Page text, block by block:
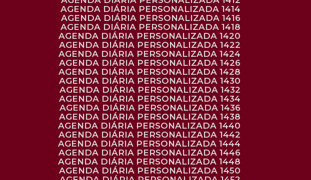
AGENDA DIÁRIA PERSONALIZADA 1414
AGENDA DIÁRIA PERSONALIZADA 1416
AGENDA DIÁRIA PERSONALIZADA 1418
AGENDA DIÁRIA PERSONALIZADA 1420
AGENDA DIÁRIA PERSONALIZADA 1422
AGENDA DIÁRIA PERSONALIZADA 1424
AGENDA DIÁRIA PERSONALIZADA 1426
AGENDA DIÁRIA PERSONALIZADA 1428
AGENDA DIÁRIA PERSONALIZADA 1430
AGENDA DIÁRIA PERSONALIZADA 1432
AGENDA DIÁRIA PERSONALIZADA 1434
AGENDA DIÁRIA PERSONALIZADA 1436
AGENDA DIÁRIA PERSONALIZADA 1438
AGENDA DIÁRIA PERSONALIZADA 1440
AGENDA DIÁRIA PERSONALIZADA 1442
AGENDA DIÁRIA PERSONALIZADA 1444
AGENDA DIÁRIA PERSONALIZADA 1446
AGENDA DIÁRIA PERSONALIZADA 1448
AGENDA DIÁRIA PERSONALIZADA 1450